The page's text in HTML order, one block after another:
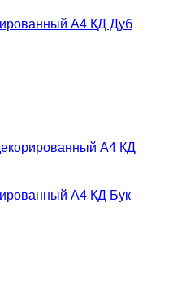
А4 КД Дуб
А4 КД Бук